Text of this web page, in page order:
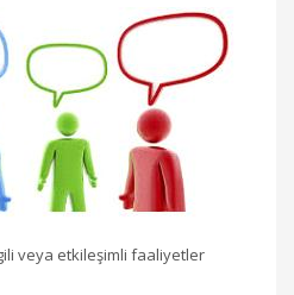
veya etkileşimli faaliyetler